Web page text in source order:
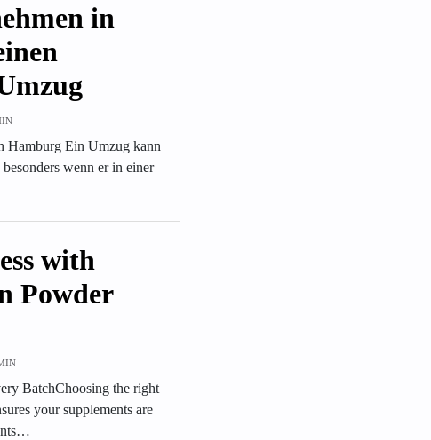
in
Hamburg Ein Umzug kann
wenn er in einer
with
Powder
BatchChoosing the right
your supplements are